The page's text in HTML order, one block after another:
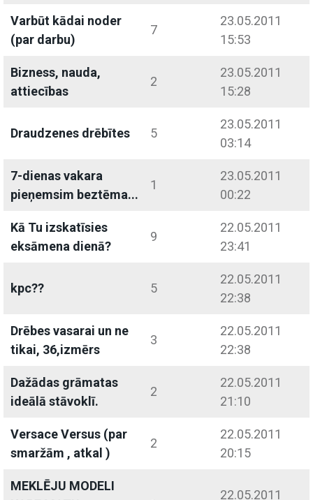
Varbūt kādai noder
(par darbu)
7
23.05.2011
15:53
Bizness, nauda,
attiecības
2
23.05.2011
15:28
Draudzenes drēbītes 5
23.05.2011
03:14
7-dienas vakara
pieņemsim beztēma...
1
23.05.2011
00:22
Kā Tu izskatīsies
eksāmena dienā?
9
22.05.2011
23:41
kpc?? 5
22.05.2011
22:38
Drēbes vasarai un ne
tikai, 36,izmērs
3
22.05.2011
22:38
Dažādas grāmatas
ideālā stāvoklī.
2
22.05.2011
21:10
Versace Versus (par
smaržām , atkal )
2
22.05.2011
20:15
MEKLĒJU MODELI
22.05.2011